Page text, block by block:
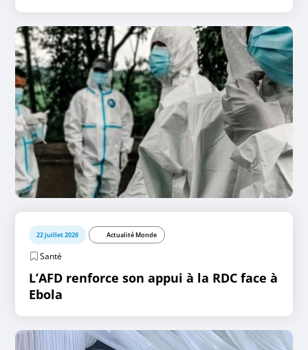
22 juillet 2026 Actualité Monde
Santé
L’AFD renforce son appui à la RDC face à
Ebola